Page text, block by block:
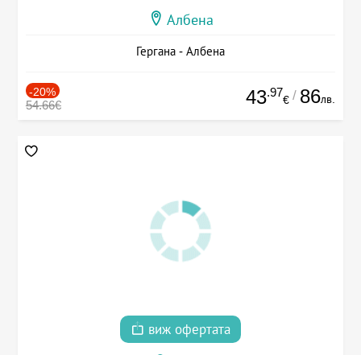
Албена
Гергана - Албена
-20%
54.66€ 43.97
€ / 86лв.
виж офертата